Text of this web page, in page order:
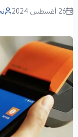
26 أغسطس 2024